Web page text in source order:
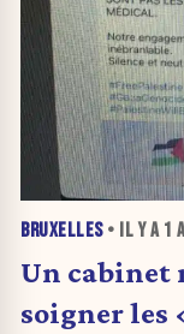
BRUXELLES• IL Y A 1
Un cabinet
soigner les